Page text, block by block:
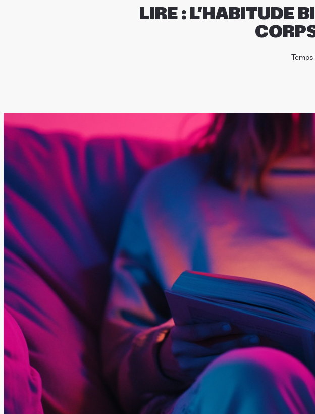
LIRE : L’HABITUDE